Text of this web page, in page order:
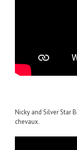
Nicky and Silver Star
chevaux.